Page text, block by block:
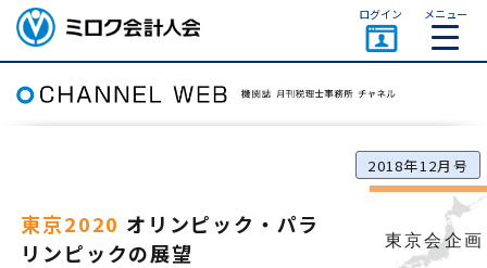
ミロク会計人会 MIROKU
ACCOUNTING PERSON
ASSOCIATION
ログイン メニュー
東京会企画
2018年12月号
東京2020 オリンピック・パラ
リンピックの展望